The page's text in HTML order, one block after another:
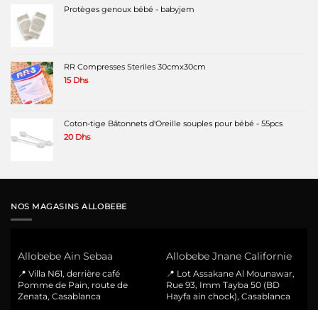
Protèges genoux bébé - babyjem
RR Compresses Steriles 30cmx30cm
15 Dhs
Coton-tige Bâtonnets d'Oreille souples pour bébé - 55pcs
20 Dhs
NOS MAGASINS ALLOBEBE
Allobebe Ain Sebaa
📍 Villa N61, derrière café
Pomme de Pain, route de
Zenata, Casablanca
Allobebe Jnane Californie
📍 Lot Assakane Al Mounawar,
Rue 93, Imm Tayba 50 (BD
Hayfa ain chock), Casablanca